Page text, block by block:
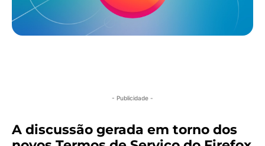
- Publicidade -
A discussão gerada em torno dos